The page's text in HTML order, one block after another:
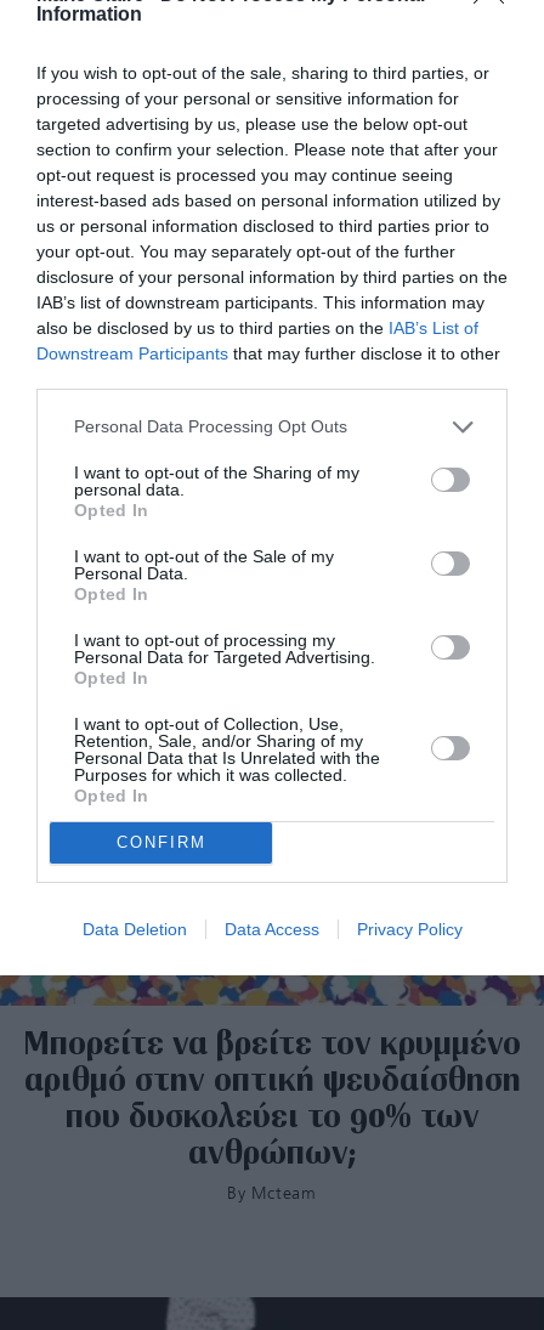
Information
If you wish to opt-out of the sale, sharing to third parties, or
processing of your personal or sensitive information for
targeted advertising by us, please use the below opt-out
section to confirm your selection. Please note that after your
opt-out request is processed you may continue seeing
interest-based ads based on personal information utilized by
us or personal information disclosed to third parties prior to
your opt-out. You may separately opt-out of the further
disclosure of your personal information by third parties on the
IAB’s list of downstream participants. This information may
also be disclosed by us to third parties on the IAB’s List of
Downstream Participants that may further disclose it to other
Personal Data Processing Opt Outs
I want to opt-out of the Sharing of my
personal data.
Opted In
I want to opt-out of the Sale of my
Personal Data.
Opted In
I want to opt-out of processing my
Personal Data for Targeted Advertising.
Opted In
I want to opt-out of Collection, Use,
Retention, Sale, and/or Sharing of my
Personal Data that Is Unrelated with the
Purposes for which it was collected.
Opted In
CONFIRM
Data Deletion Data Access Privacy Policy
Η εικόνα που βλέπετε πρώτη
αποκαλύπτει τι σας κράτα μακριά
από την αληθινή αγάπη
Μπορείτε να βρείτε τον κρυμμένο
αριθμό στην οπτική ψευδαίσθηση
που δυσκολεύει το 90% των
ανθρώπων;
By Mcteam